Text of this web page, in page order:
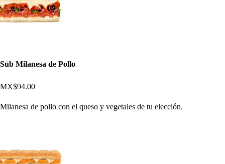
Sub Milanesa de Pollo
MX$94.00
Milanesa de pollo con el queso y vegetales de tu elección.